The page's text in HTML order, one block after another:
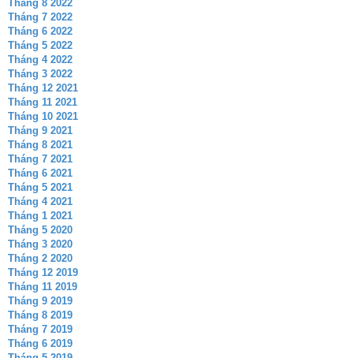
Tháng 8 2022
Tháng 7 2022
Tháng 6 2022
Tháng 5 2022
Tháng 4 2022
Tháng 3 2022
Tháng 12 2021
Tháng 11 2021
Tháng 10 2021
Tháng 9 2021
Tháng 8 2021
Tháng 7 2021
Tháng 6 2021
Tháng 5 2021
Tháng 4 2021
Tháng 1 2021
Tháng 5 2020
Tháng 3 2020
Tháng 2 2020
Tháng 12 2019
Tháng 11 2019
Tháng 9 2019
Tháng 8 2019
Tháng 7 2019
Tháng 6 2019